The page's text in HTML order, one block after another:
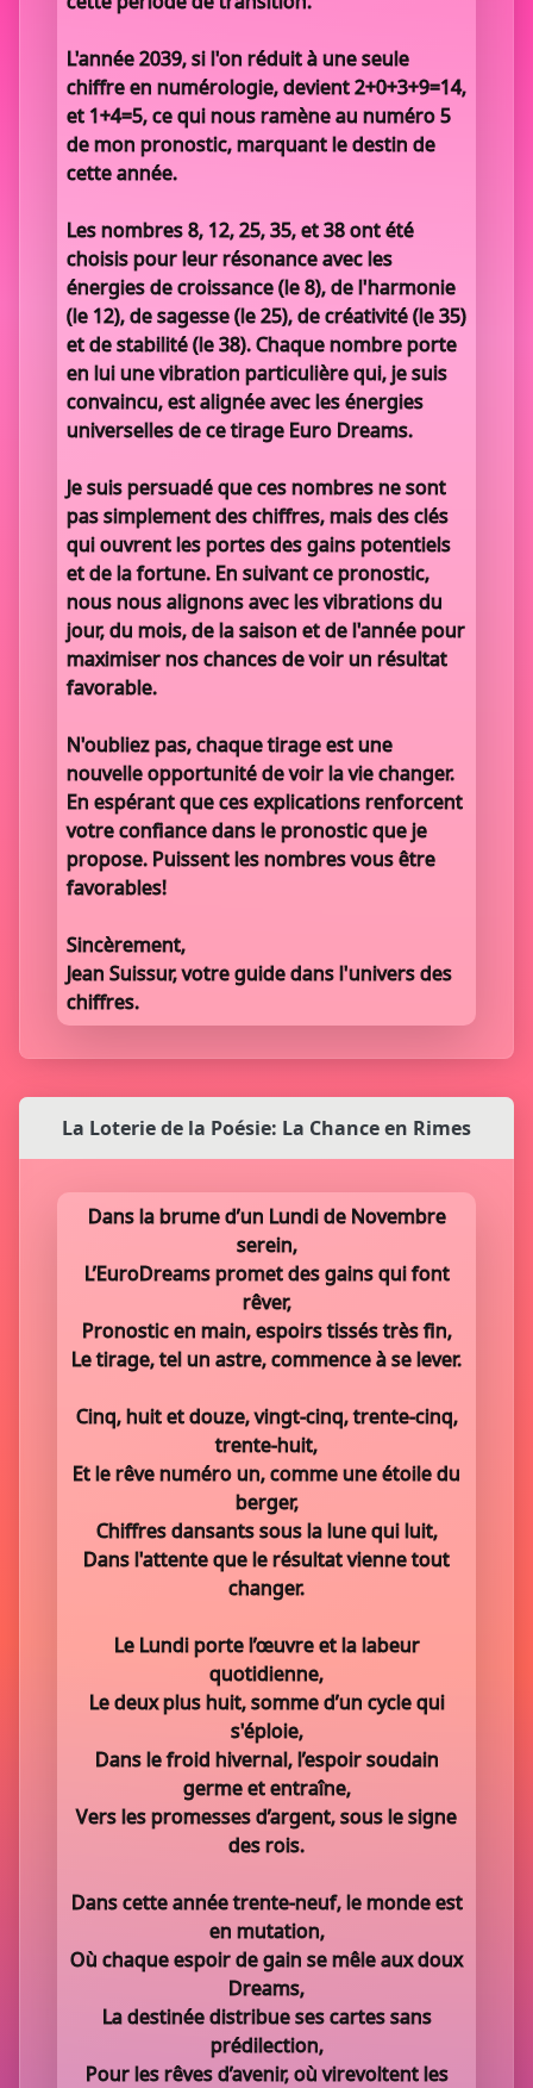
L'année 2039, si l'on réduit à une seule
chiffre en numérologie, devient 2+0+3+9=14,
et 1+4=5, ce qui nous ramène au numéro 5
de mon pronostic, marquant le destin de
cette année.
Les nombres 8, 12, 25, 35, et 38 ont été
choisis pour leur résonance avec les
énergies de croissance (le 8), de l'harmonie
(le 12), de sagesse (le 25), de créativité (le 35)
et de stabilité (le 38). Chaque nombre porte
en lui une vibration particulière qui, je suis
convaincu, est alignée avec les énergies
universelles de ce tirage Euro Dreams.
Je suis persuadé que ces nombres ne sont
pas simplement des chiffres, mais des clés
qui ouvrent les portes des gains potentiels
et de la fortune. En suivant ce pronostic,
nous nous alignons avec les vibrations du
jour, du mois, de la saison et de l'année pour
maximiser nos chances de voir un résultat
favorable.
N'oubliez pas, chaque tirage est une
nouvelle opportunité de voir la vie changer.
En espérant que ces explications renforcent
votre confiance dans le pronostic que je
propose. Puissent les nombres vous être
favorables!
Sincèrement,
Jean Suissur, votre guide dans l'univers des
chiffres.
La Loterie de la Poésie: La Chance en Rimes
Dans la brume d’un Lundi de Novembre
serein,
L’EuroDreams promet des gains qui font
rêver,
Pronostic en main, espoirs tissés très fin,
Le tirage, tel un astre, commence à se lever.
Cinq, huit et douze, vingt-cinq, trente-cinq,
trente-huit,
Et le rêve numéro un, comme une étoile du
berger,
Chiffres dansants sous la lune qui luit,
Dans l'attente que le résultat vienne tout
changer.
Le Lundi porte l’œuvre et la labeur
quotidienne,
Le deux plus huit, somme d’un cycle qui
s'éploie,
Dans le froid hivernal, l’espoir soudain
germe et entraîne,
Vers les promesses d’argent, sous le signe
des rois.
Dans cette année trente-neuf, le monde est
en mutation,
Où chaque espoir de gain se mêle aux doux
Dreams,
La destinée distribue ses cartes sans
prédilection,
Pour les rêves d’avenir, où virevoltent les